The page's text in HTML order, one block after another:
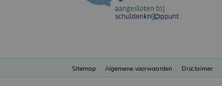
Sitemap Algemene voorwaarden Disclaimer